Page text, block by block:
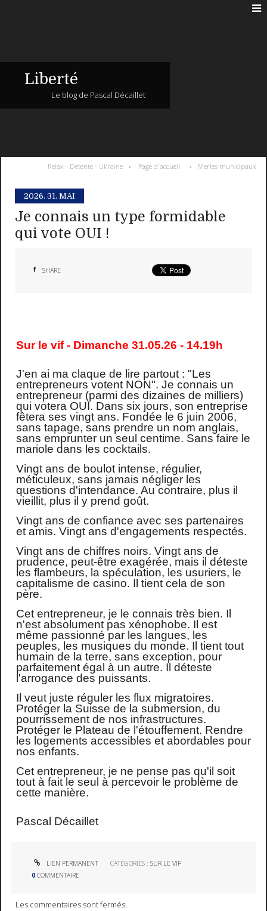
Liberté
Le blog de Pascal Décaillet
Relax - Détente - Ukraine Page d'accueil Merles municipaux
2026. 31. MAI
Je connais un type formidable
qui vote OUI !
SHARE
Sur le vif - Dimanche 31.05.26 - 14.19h
J'en ai ma claque de lire partout : "Les
entrepreneurs votent NON". Je connais un
entrepreneur (parmi des dizaines de milliers)
qui votera OUI. Dans six jours, son entreprise
fêtera ses vingt ans. Fondée le 6 juin 2006,
sans tapage, sans prendre un nom anglais,
sans emprunter un seul centime. Sans faire le
mariole dans les cocktails.
Vingt ans de boulot intense, régulier,
méticuleux, sans jamais négliger les
questions d'intendance. Au contraire, plus il
vieillit, plus il y prend goût.
Vingt ans de confiance avec ses partenaires
et amis. Vingt ans d'engagements respectés.
Vingt ans de chiffres noirs. Vingt ans de
prudence, peut-être exagérée, mais il déteste
les flambeurs, la spéculation, les usuriers, le
capitalisme de casino. Il tient cela de son
père.
Cet entrepreneur, je le connais très bien. Il
n'est absolument pas xénophobe. Il est
même passionné par les langues, les
peuples, les musiques du monde. Il tient tout
humain de la terre, sans exception, pour
parfaitement égal à un autre. Il déteste
l'arrogance des puissants.
Il veut juste réguler les flux migratoires.
Protéger la Suisse de la submersion, du
pourrissement de nos infrastructures.
Protéger le Plateau de l'étouffement. Rendre
les logements accessibles et abordables pour
nos enfants.
Cet entrepreneur, je ne pense pas qu'il soit
tout à fait le seul à percevoir le problème de
cette manière.
Pascal Décaillet
LIEN PERMANENT CATÉGORIES :SUR LE VIF
0 COMMENTAIRE
Les commentaires sont fermés.